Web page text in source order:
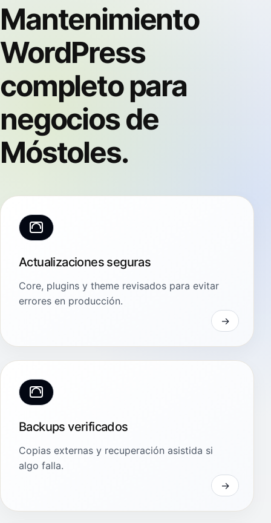
Mantenimiento
WordPress
completo para
negocios de
Móstoles.
Actualizaciones seguras
Core, plugins y theme revisados para evitar
errores en producción.
Backups verificados
Copias externas y recuperación asistida si
algo falla.